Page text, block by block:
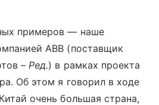
примеров — наше
ABB (поставщик
– Ред.) в рамках проекта
Об этом я говорил в ходе
очень большая страна,